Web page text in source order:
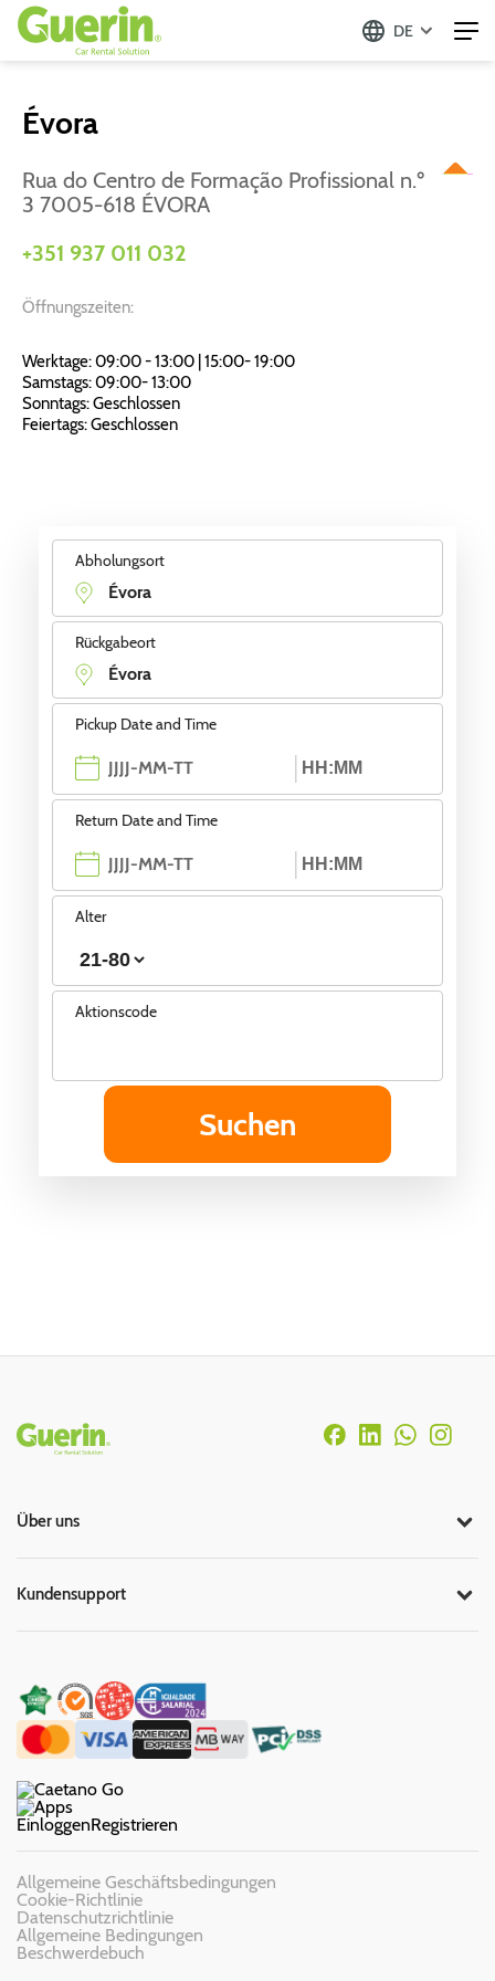
DE
Évora
Rua do Centro de Formação Profissional n.º
3 7005-618 ÉVORA
+351 937 011 032
Öffnungszeiten:
Werktage: 09:00 - 13:00 | 15:00- 19:00
Samstags: 09:00- 13:00
Sonntags: Geschlossen
Feiertags: Geschlossen
Abholungsort
Rückgabeort
Pickup Date and Time
Return Date and Time
Alter
Aktionscode
Rodapé
Über uns
Kundensupport
EinloggenRegistrieren
Allgemeine Geschäftsbedingungen
Cookie-Richtlinie
Datenschutzrichtlinie
Allgemeine Bedingungen
Beschwerdebuch